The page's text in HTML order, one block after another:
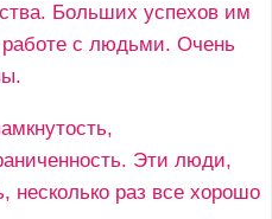
Больших успехов им
работе с людьми. Очень
Эти люди,
несколько раз все хорошо